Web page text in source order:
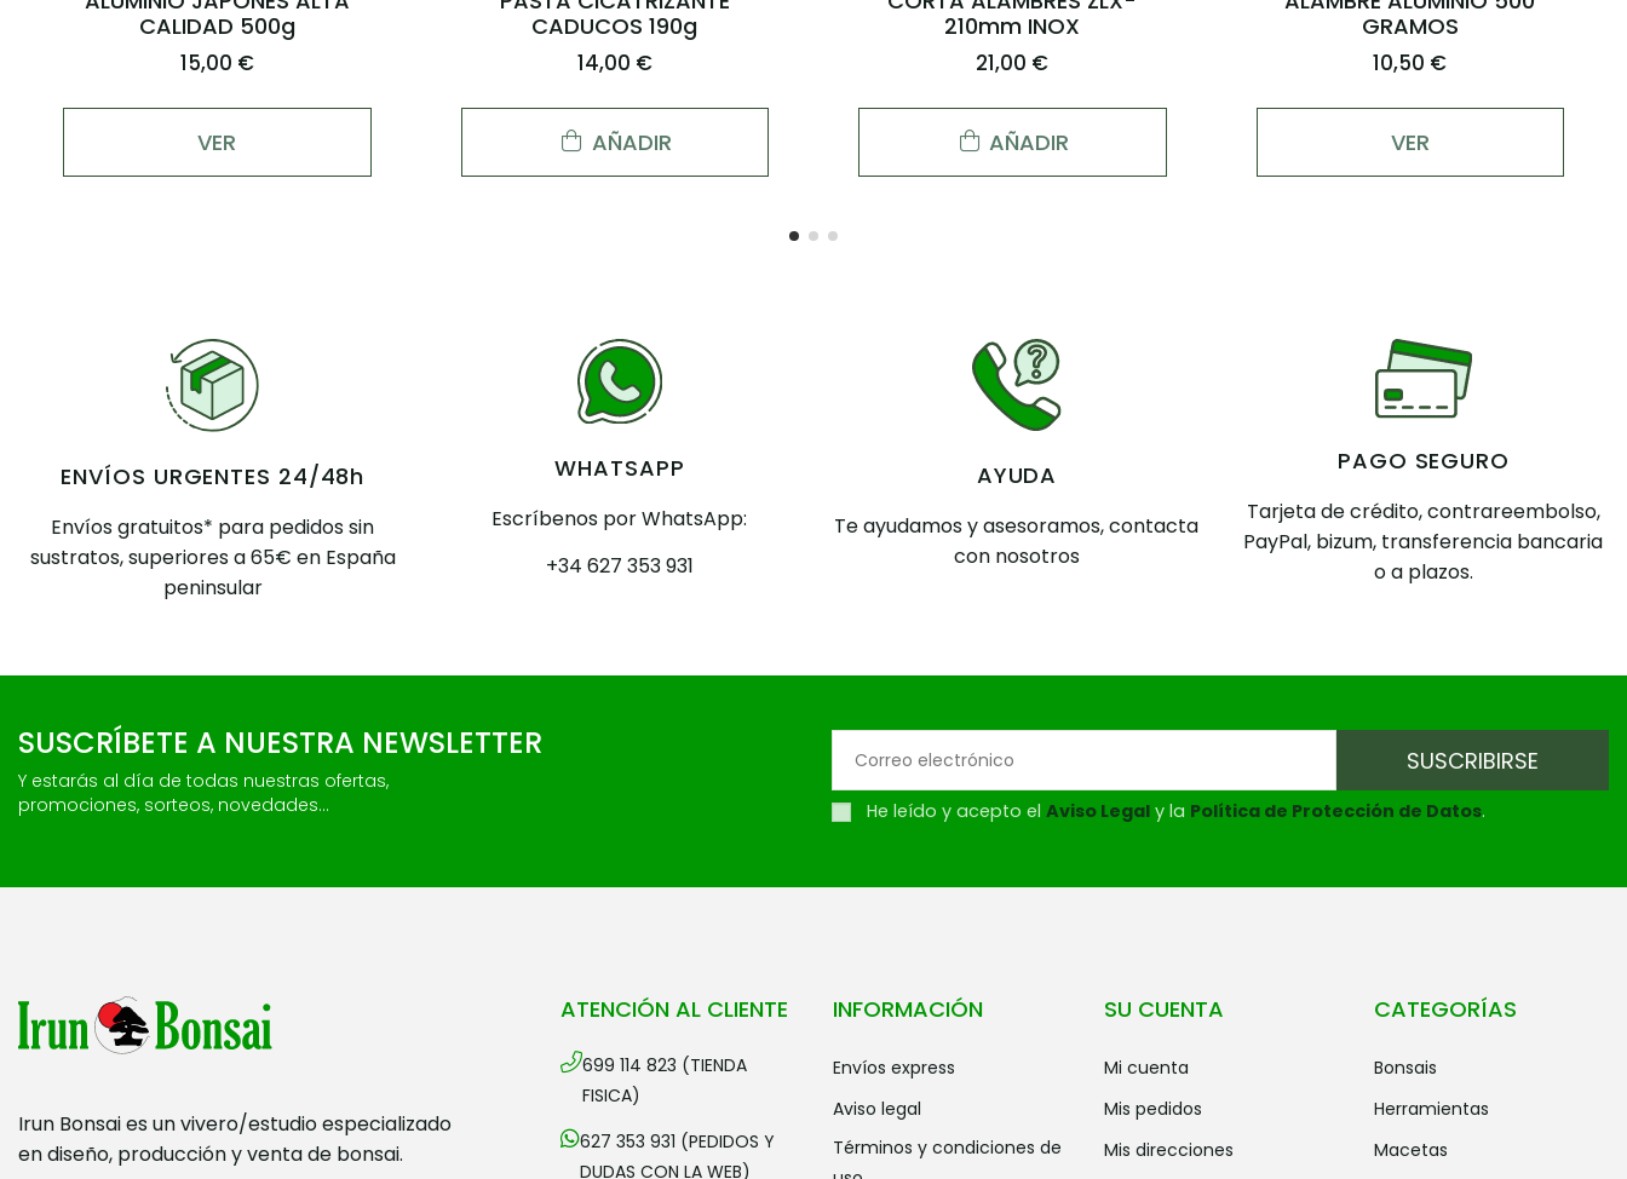
200MM KANESHIN (36B)
53,95 €
AÑADIR
SABITOUL
12,00 €
AÑADIR
SPRAY
19,95 €
AÑADIR
KANESHIN (11)
67,75 €
AÑADIR
ENVÍOS URGENTES 24/48h
Envíos gratuitos* para pedidos sin
sustratos, superiores a 65€ en España
peninsular
WHATSAPP
Escríbenos por WhatsApp:
+34 627 353 931
AYUDA
Te ayudamos y asesoramos, contacta
con nosotros
PAGO SEGURO
Tarjeta de crédito, contrareembolso,
PayPal, bizum, transferencia bancaria
o a plazos.
SUSCRÍBETE A NUESTRA NEWSLETTER
Y estarás al día de todas nuestras ofertas,
promociones, sorteos, novedades...
He leído y acepto el Aviso Legal y la Política de Protección de Datos.
Irun Bonsai es un vivero/estudio especializado
en diseño, producción y venta de bonsai.
ATENCIÓN AL CLIENTE
699 114 823 (TIENDA
FISICA)
627 353 931 (PEDIDOS Y
DUDAS CON LA WEB)
INFORMACIÓN
envíos express
aviso legal
términos y condiciones de
SU CUENTA
mi cuenta
mis pedidos
mis direcciones
CATEGORÍAS
bonsais
herramientas
macetas